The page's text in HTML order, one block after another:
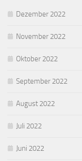
Dezember 2022
November 2022
Oktober 2022
September 2022
August 2022
Juli 2022
Juni 2022